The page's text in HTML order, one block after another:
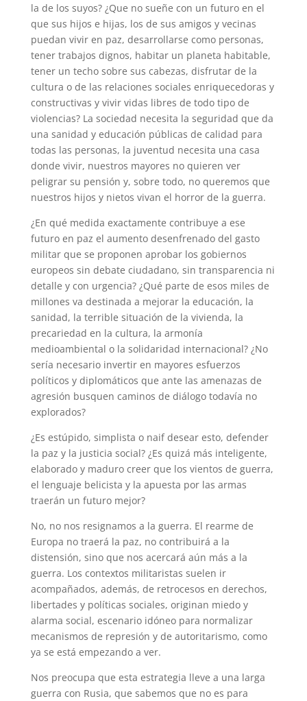
la de los suyos? ¿Que no sueñe con un futuro en el
que sus hijos e hijas, los de sus amigos y vecinas
puedan vivir en paz, desarrollarse como personas,
tener trabajos dignos, habitar un planeta habitable,
tener un techo sobre sus cabezas, disfrutar de la
cultura o de las relaciones sociales enriquecedoras y
constructivas y vivir vidas libres de todo tipo de
violencias? La sociedad necesita la seguridad que da
una sanidad y educación públicas de calidad para
todas las personas, la juventud necesita una casa
donde vivir, nuestros mayores no quieren ver
peligrar su pensión y, sobre todo, no queremos que
nuestros hijos y nietos vivan el horror de la guerra.
¿En qué medida exactamente contribuye a ese
futuro en paz el aumento desenfrenado del gasto
militar que se proponen aprobar los gobiernos
europeos sin debate ciudadano, sin transparencia ni
detalle y con urgencia? ¿Qué parte de esos miles de
millones va destinada a mejorar la educación, la
sanidad, la terrible situación de la vivienda, la
precariedad en la cultura, la armonía
medioambiental o la solidaridad internacional? ¿No
sería necesario invertir en mayores esfuerzos
políticos y diplomáticos que ante las amenazas de
agresión busquen caminos de diálogo todavía no
explorados?
¿Es estúpido, simplista o naif desear esto, defender
la paz y la justicia social? ¿Es quizá más inteligente,
elaborado y maduro creer que los vientos de guerra,
el lenguaje belicista y la apuesta por las armas
traerán un futuro mejor?
No, no nos resignamos a la guerra. El rearme de
Europa no traerá la paz, no contribuirá a la
distensión, sino que nos acercará aún más a la
guerra. Los contextos militaristas suelen ir
acompañados, además, de retrocesos en derechos,
libertades y políticas sociales, originan miedo y
alarma social, escenario idóneo para normalizar
mecanismos de represión y de autoritarismo, como
ya se está empezando a ver.
Nos preocupa que esta estrategia lleve a una larga
guerra con Rusia, que sabemos que no es para